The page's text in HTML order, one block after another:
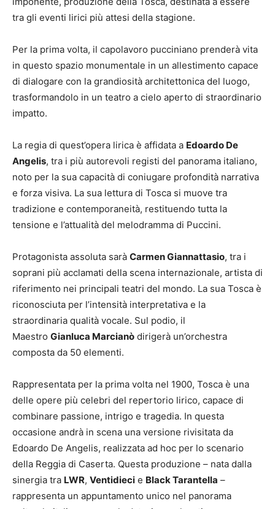
tra gli eventi lirici più attesi della stagione.
Per la prima volta, il capolavoro pucciniano prenderà vita
in questo spazio monumentale in un allestimento capace
di dialogare con la grandiosità architettonica del luogo,
trasformandolo in un teatro a cielo aperto di straordinario
impatto.
La regia di quest’opera lirica è affidata a Edoardo De
Angelis, tra i più autorevoli registi del panorama italiano,
noto per la sua capacità di coniugare profondità narrativa
e forza visiva. La sua lettura di Tosca si muove tra
tradizione e contemporaneità, restituendo tutta la
tensione e l’attualità del melodramma di Puccini.
Protagonista assoluta sarà Carmen Giannattasio, tra i
soprani più acclamati della scena internazionale, artista di
riferimento nei principali teatri del mondo. La sua Tosca è
riconosciuta per l’intensità interpretativa e la
straordinaria qualità vocale. Sul podio, il
Maestro Gianluca Marcianò dirigerà un’orchestra
composta da 50 elementi.
Rappresentata per la prima volta nel 1900, Tosca è una
delle opere più celebri del repertorio lirico, capace di
combinare passione, intrigo e tragedia. In questa
occasione andrà in scena una versione rivisitata da
Edoardo De Angelis, realizzata ad hoc per lo scenario
della Reggia di Caserta. Questa produzione – nata dalla
sinergia tra LWR, Ventidieci e Black Tarantella –
rappresenta un appuntamento unico nel panorama